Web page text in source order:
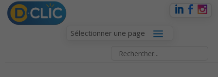
Sélectionner une page